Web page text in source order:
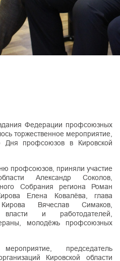
Федерации профсоюзных
торжественное мероприятие,
Дня профсоюзов в Кировской
профсоюзов, приняли участие
Александр Соколов,
Собрания региона Роман
Елена Ковалёва, глава
Вячеслав Симаков,
власти и работодателей,
молодёжь профсоюзных
председатель
Кировской области